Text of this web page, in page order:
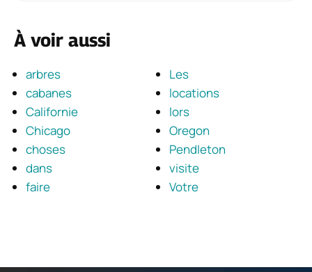
À voir aussi
arbres
cabanes
Californie
Chicago
choses
dans
faire
Les
locations
lors
Oregon
Pendleton
visite
Votre